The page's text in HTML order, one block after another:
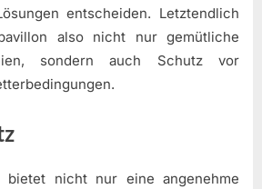
entscheiden. Letztendlich
also nicht nur gemütliche
sondern auch Schutz vor
bietet nicht nur eine angenehme